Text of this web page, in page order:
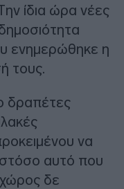
ίδια ώρα νέες
ενημερώθηκε η
τους.
δραπέτες
να
αυτό που
χώρος δε